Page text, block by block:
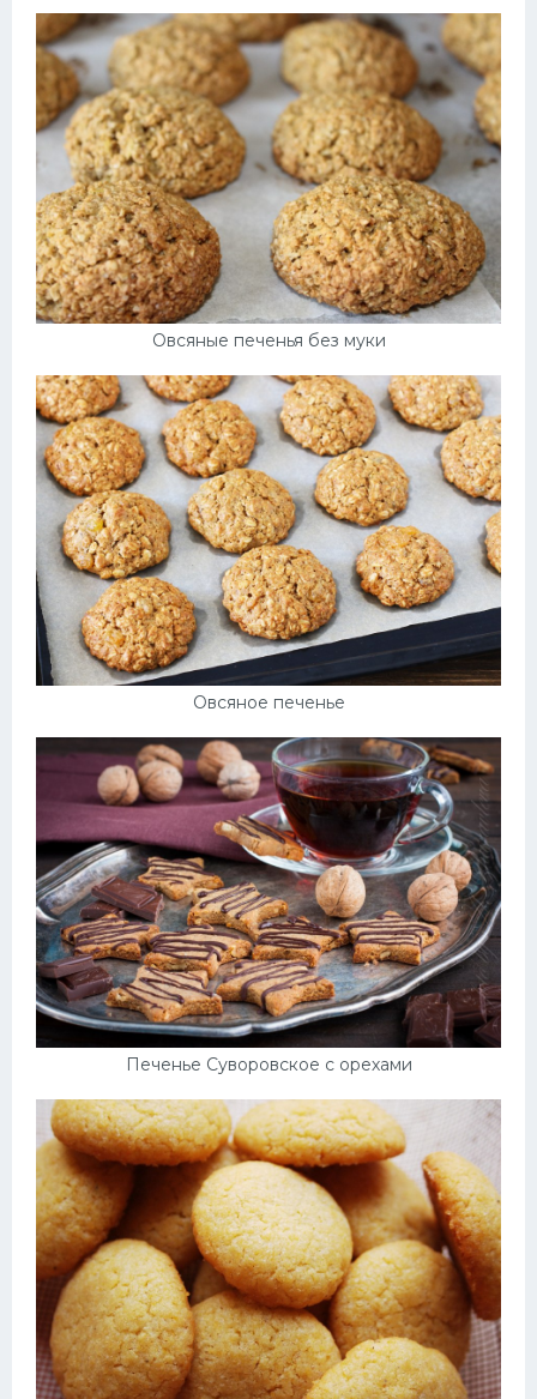
Овсяные печенья без муки
Овсяное печенье
Печенье Суворовское с орехами